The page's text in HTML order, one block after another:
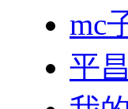
mc
平